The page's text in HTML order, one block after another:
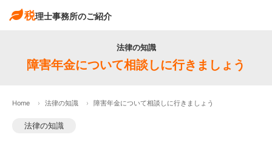
税理士事務所のご紹介
法律の知識
障害年金について相談しに行きましょう
Home 法律の知識 障害年金について相談しに行きましょう
法律の知識